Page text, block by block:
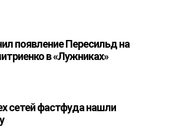
появление Пересильд на
в «Лужниках»
сетей фастфуда нашли